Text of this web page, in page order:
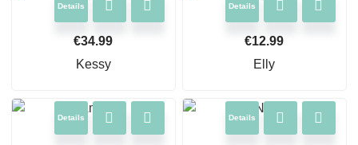
Details
€34.99
Kessy
Details
€12.99
Elly
Details Details